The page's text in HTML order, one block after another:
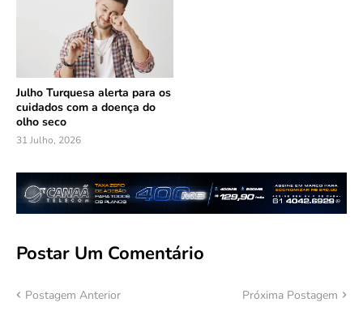
Julho Turquesa alerta para os
cuidados com a doença do
olho seco
31 Julho, 2026
Postar Um Comentário
Postagem Anterior Próxima Postagem